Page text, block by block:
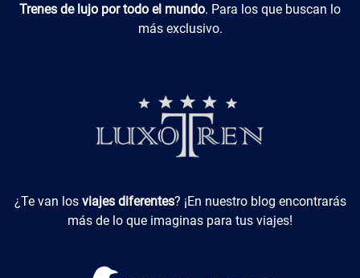
Luxotren
Trenes de lujo por todo el mundo. Para los que buscan lo
más exclusivo.
Viajes Diferentes
¿Te van los viajes diferentes? ¡En nuestro blog encontrarás
más de lo que imaginas para tus viajes!